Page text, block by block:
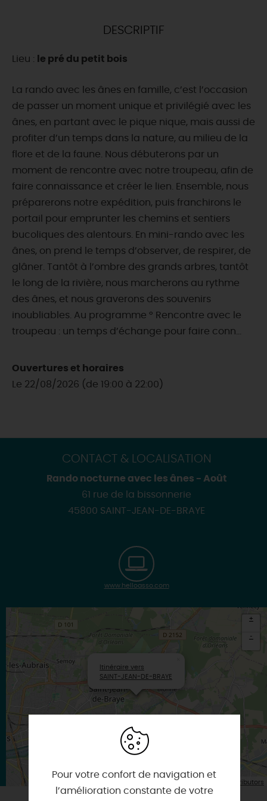
DEMAIN
CETTE SEMAINE
TOUT L'AGENDA
DESCRIPTIF
Lieu : le pré du petit bois
La rando avec les ânes en famille, c’est l’occasion
de passer un moment unique et privilégié avec les
ânes, en partant avec le pique nique, mais aussi de
profiter d’un temps dans la nature, au milieu de la
flore et de la faune. Nous débuterons par un
moment de rencontre avec notre troupeau, afin de
faire connaissance et créer le lien. Ensemble, nous
préparerons notre expédition, puis franchirons le
portail pour emprunter les chemins et sentiers
bucoliques des alentours. En mini-rando avec les
ânes, on prend le temps d’observer, de respirer, de
glâner. Tantôt à l’ombre des grands arbres, tantôt
le long de la rivière, nous marcherons au rythme
des ânes, et nous graverons des souvenirs
inoubliables. Au programme ° Rencontre avec le
troupeau : un temps d’échange pour faire conn...
Ouvertures et horaires
Le 22/08/2026 (de 19:00 à 22:00)
CONTACT & LOCALISATION
Rando nocturne avec les ânes - Août
61 rue de la bissonnerie
45800 SAINT-JEAN-DE-BRAYE
www.helloasso.com
Itinéraire vers
SAINT-JEAN-DE-BRAYE
+
-
OpenStreetMap contributors
Pour votre confort de navigation et
l’amélioration constante de votre